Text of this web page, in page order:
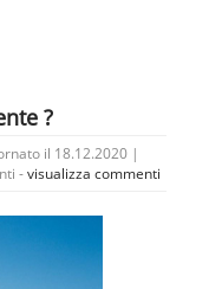
?
il 18.12.2020 |
-visualizza commenti